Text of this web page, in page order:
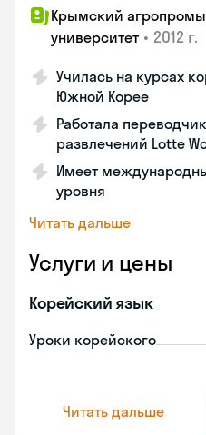
Крымский
университет • 2012 г.
Училась на курсах
Южной Корее
Работала
развлечений Lotte
Имеет
уровня
Читать дальше
Услуги и цены
Корейский язык
Уроки корейского
Читать дальше